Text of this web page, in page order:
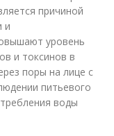
причиной
и
уровень
и токсинов в
поры на лице с
питьевого
воды